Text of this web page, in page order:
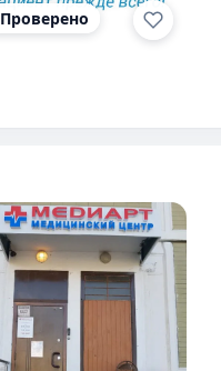
Проверено